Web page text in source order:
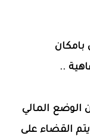
..
المالي
القضاء على